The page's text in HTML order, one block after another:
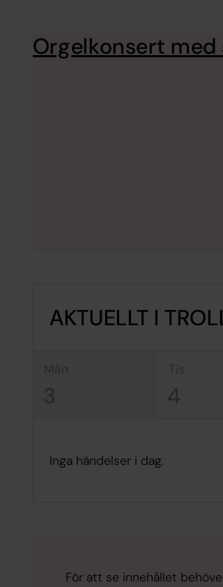
Orgelkonsert
AKTUELLT I
tis
4
Inga händelser i dag.
För att se innehållet